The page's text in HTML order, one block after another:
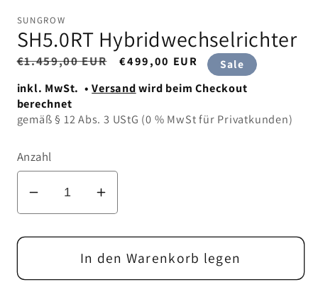
SUNGROW
SH5.0RT Hybridwechselrichter
N
r
m
a
e
r
e
s
€1.459,00 EUR
V
r
a
i
€499,00 EUR Sale
inkl. MwSt. •Versandwird beim Checkout
berechnet
gemäß § 12 Abs. 3 UStG (0 % MwSt für Privatkunden)
Anzahl
e
r
i
E
r
h
ö
h
In den Warenkorb legen